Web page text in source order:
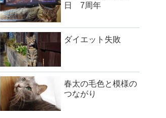
日 7周年
ダイエット失敗
春太の毛色と模様の
つながり